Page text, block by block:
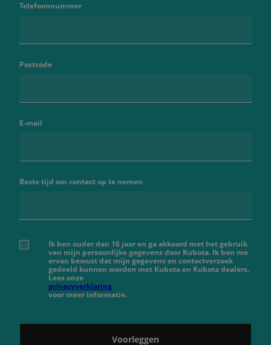
Telefoonnummer
Postcode
E-mail
Beste tijd om contact op te nemen
Ik ben ouder dan 16 jaar en ga akkoord met het gebruik
van mijn persoonlijke gegevens door Kubota. Ik ben me
ervan bewust dat mijn gegevens en contactverzoek
gedeeld kunnen worden met Kubota en Kubota dealers.
Lees onze
privacyverklaring
voor meer informatie.
Voorleggen